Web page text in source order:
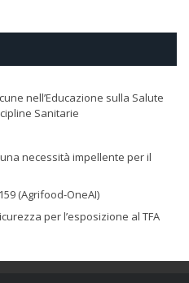
nell’Educazione sulla Salute
Sanitarie
necessità impellente per il
(Agrifood-OneAI)
per l’esposizione al TFA